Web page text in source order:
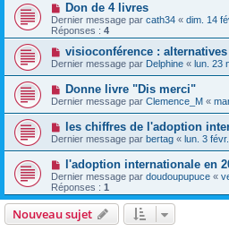
Don de 4 livres
Dernier message par cath34 « dim. 14
Réponses : 4
visioconférence :
Dernier message par Delphine « lun. 23
Donne livre "Dis merci"
Dernier message par Clemence_M «
les chiffres de l'adoption
Dernier message par bertag « lun. 3
l'adoption internationale en
Dernier message par doudoupupuce «
Réponses : 1
Nouveau sujet